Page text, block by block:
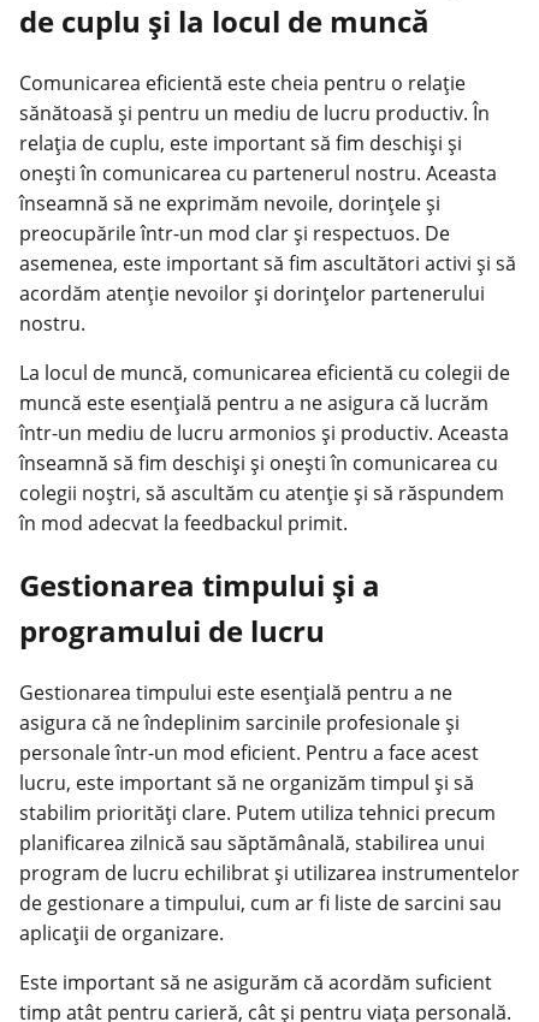
de cuplu și la locul de muncă
Comunicarea eficientă este cheia pentru o relație
sănătoasă și pentru un mediu de lucru productiv. În
relația de cuplu, este important să fim deschiși și
onești în comunicarea cu partenerul nostru. Aceasta
înseamnă să ne exprimăm nevoile, dorințele și
preocupările într-un mod clar și respectuos. De
asemenea, este important să fim ascultători activi și să
acordăm atenție nevoilor și dorințelor partenerului
nostru.
La locul de muncă, comunicarea eficientă cu colegii de
muncă este esențială pentru a ne asigura că lucrăm
într-un mediu de lucru armonios și productiv. Aceasta
înseamnă să fim deschiși și onești în comunicarea cu
colegii noștri, să ascultăm cu atenție și să răspundem
în mod adecvat la feedbackul primit.
Gestionarea timpului și a
programului de lucru
Gestionarea timpului este esențială pentru a ne
asigura că ne îndeplinim sarcinile profesionale și
personale într-un mod eficient. Pentru a face acest
lucru, este important să ne organizăm timpul și să
stabilim priorități clare. Putem utiliza tehnici precum
planificarea zilnică sau săptămânală, stabilirea unui
program de lucru echilibrat și utilizarea instrumentelor
de gestionare a timpului, cum ar fi liste de sarcini sau
aplicații de organizare.
Este important să ne asigurăm că acordăm suficient
timp atât pentru carieră, cât și pentru viața personală.